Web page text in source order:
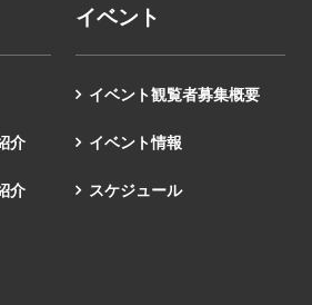
介
介
イベント
イベント観覧者募集概要
イベント情報
スケジュール